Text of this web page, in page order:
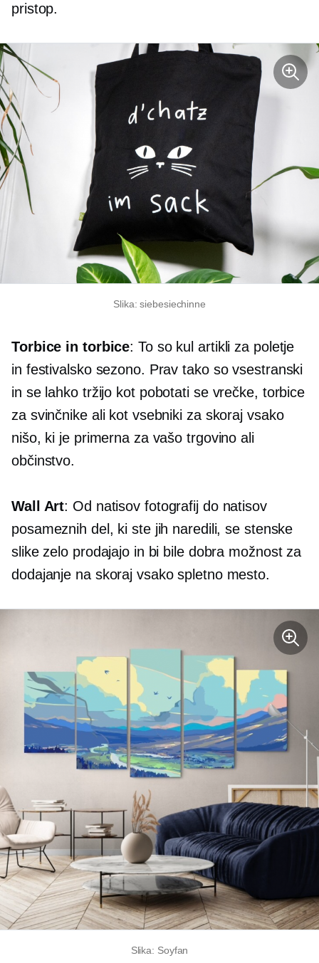
pristop.
Slika: siebesiechinne
Torbice in torbice: To so kul artikli za poletje
in festivalsko sezono. Prav tako so vsestranski
in se lahko tržijo kot pobotati sevrečke, torbice
za svinčnike ali kot vsebniki za skoraj vsako
nišo, ki je primerna za vašo trgovino ali
občinstvo.
Wall Art: Od natisov fotografij do natisov
posameznih del, ki ste jih naredili, se stenske
slike zelo prodajajo in bi bile dobra možnost za
dodajanje na skoraj vsako spletno mesto.
Slika: Soyfan